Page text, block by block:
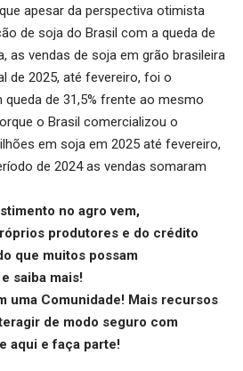
apesar da perspectiva otimista
de soja do Brasil com a queda de
as vendas de soja em grão brasileira
de 2025, até fevereiro, foi o
de 31,5% frente ao mesmo
o Brasil comercializou o
em soja em 2025 até fevereiro,
de 2024 as vendas somaram
no agro vem,
produtores e do crédito
que muitos possam
e saiba mais!
uma Comunidade! Mais recursos
de modo seguro com
aqui e faça parte!